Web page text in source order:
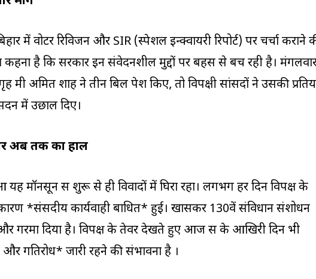
में वोटर रिविजन और SIR (स्पेशल इन्क्वायरी रिपोर्ट) पर चर्चा कराने
कहना है कि सरकार इन संवेदनशील मुद्दों पर बहस से बच रही है।
अमित शाह ने तीन बिल पेश किए, तो विपक्षी सांसदों ने उसकी
में उछाल दिए।
अब तक का हाल
मॉनसून सत्र शुरू से ही विवादों में घिरा रहा। लगभग हर दिन विपक्ष के
*संसदीय कार्यवाही बाधित* हुई। खासकर 130वें संविधान संशोधन
गरमा दिया है। विपक्ष के तेवर देखते हुए आज सत्र के आखिरी दिन भी
गतिरोध* जारी रहने की संभावना है ।